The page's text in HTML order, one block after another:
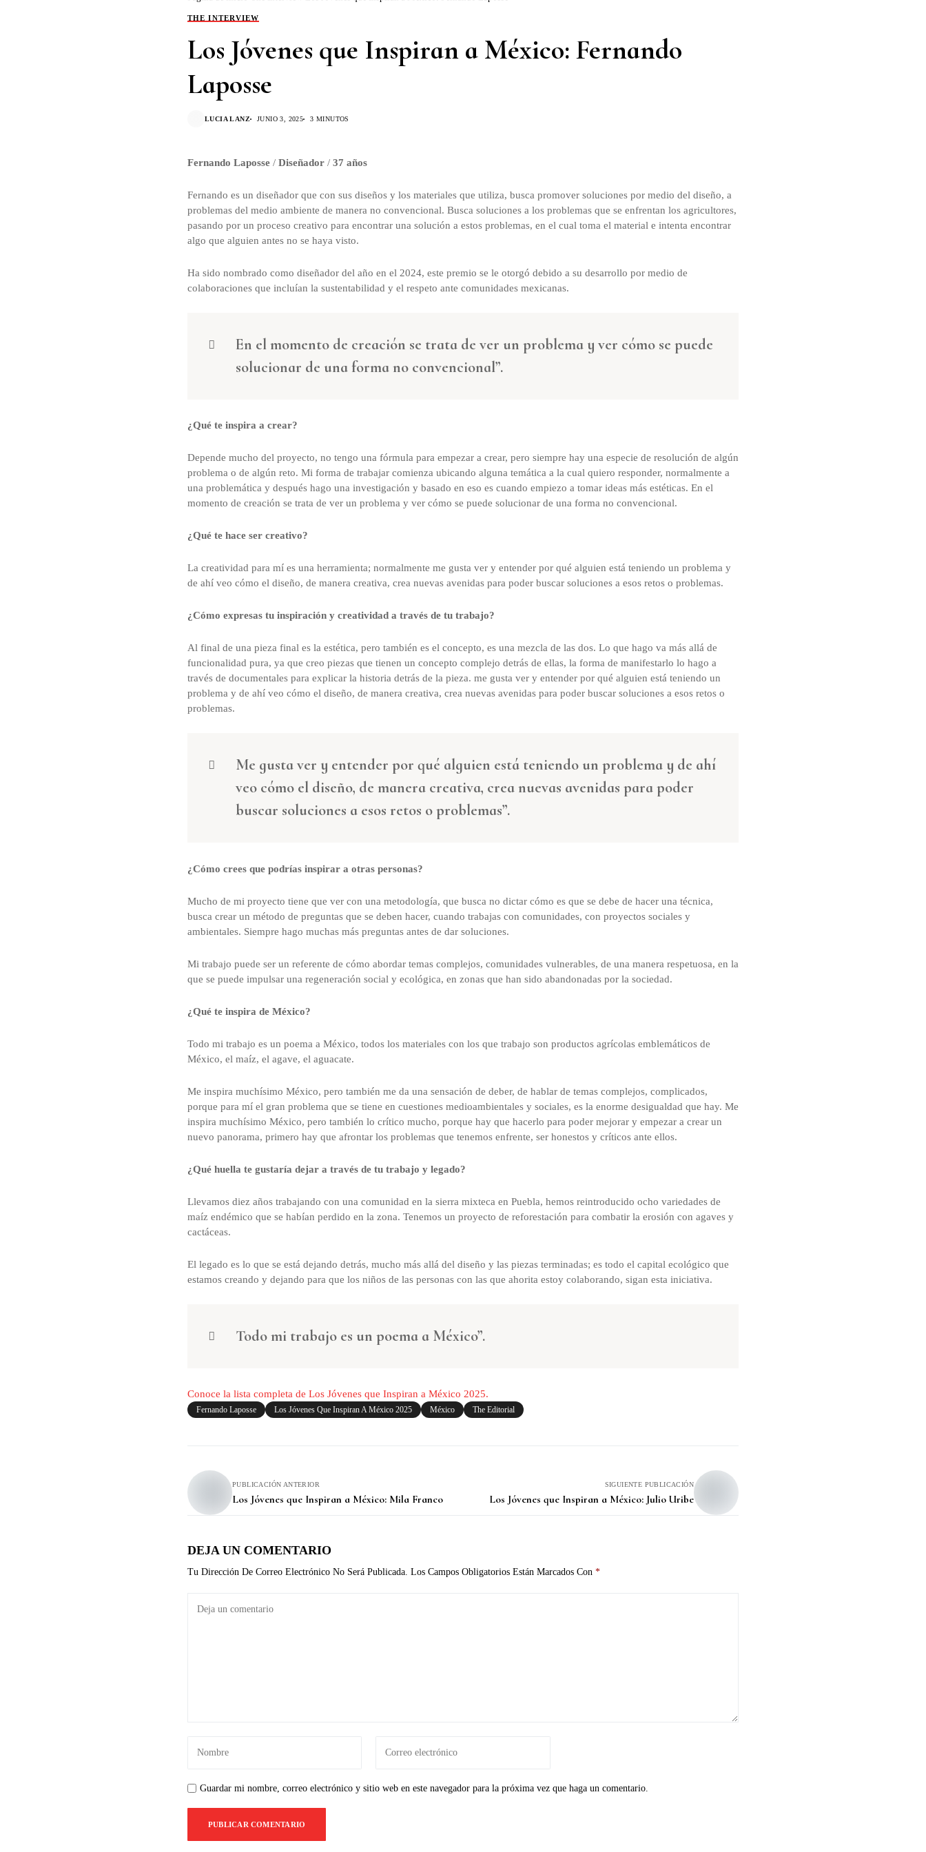
THE INTERVIEW
Los Jóvenes que Inspiran a México: Fernando
Laposse
LUCIA LANZ JUNIO 3, 2025 3 MINUTOS
Fernando Laposse / Diseñador / 37 años
Fernando es un diseñador que con sus diseños y los materiales que utiliza, busca promover soluciones por medio del diseño, a
problemas del medio ambiente de manera no convencional. Busca soluciones a los problemas que se enfrentan los agricultores,
pasando por un proceso creativo para encontrar una solución a estos problemas, en el cual toma el material e intenta encontrar
algo que alguien antes no se haya visto.
Ha sido nombrado como diseñador del año en el 2024, este premio se le otorgó debido a su desarrollo por medio de
colaboraciones que incluían la sustentabilidad y el respeto ante comunidades mexicanas.
En el momento de creación se trata de ver un problema y ver cómo se puede
solucionar de una forma no convencional”.
¿Qué te inspira a crear?
Depende mucho del proyecto, no tengo una fórmula para empezar a crear, pero siempre hay una especie de resolución de algún
problema o de algún reto. Mi forma de trabajar comienza ubicando alguna temática a la cual quiero responder, normalmente a
una problemática y después hago una investigación y basado en eso es cuando empiezo a tomar ideas más estéticas. En el
momento de creación se trata de ver un problema y ver cómo se puede solucionar de una forma no convencional.
¿Qué te hace ser creativo?
La creatividad para mí es una herramienta; normalmente me gusta ver y entender por qué alguien está teniendo un problema y
de ahí veo cómo el diseño, de manera creativa, crea nuevas avenidas para poder buscar soluciones a esos retos o problemas.
¿Cómo expresas tu inspiración y creatividad a través de tu trabajo?
Al final de una pieza final es la estética, pero también es el concepto, es una mezcla de las dos. Lo que hago va más allá de
funcionalidad pura, ya que creo piezas que tienen un concepto complejo detrás de ellas, la forma de manifestarlo lo hago a
través de documentales para explicar la historia detrás de la pieza. me gusta ver y entender por qué alguien está teniendo un
problema y de ahí veo cómo el diseño, de manera creativa, crea nuevas avenidas para poder buscar soluciones a esos retos o
problemas.
Me gusta ver y entender por qué alguien está teniendo un problema y de ahí
veo cómo el diseño, de manera creativa, crea nuevas avenidas para poder
buscar soluciones a esos retos o problemas”.
¿Cómo crees que podrías inspirar a otras personas?
Mucho de mi proyecto tiene que ver con una metodología, que busca no dictar cómo es que se debe de hacer una técnica,
busca crear un método de preguntas que se deben hacer, cuando trabajas con comunidades, con proyectos sociales y
ambientales. Siempre hago muchas más preguntas antes de dar soluciones.
Mi trabajo puede ser un referente de cómo abordar temas complejos, comunidades vulnerables, de una manera respetuosa, en la
que se puede impulsar una regeneración social y ecológica, en zonas que han sido abandonadas por la sociedad.
¿Qué te inspira de México?
Todo mi trabajo es un poema a México, todos los materiales con los que trabajo son productos agrícolas emblemáticos de
México, el maíz, el agave, el aguacate.
Me inspira muchísimo México, pero también me da una sensación de deber, de hablar de temas complejos, complicados,
porque para mí el gran problema que se tiene en cuestiones medioambientales y sociales, es la enorme desigualdad que hay. Me
inspira muchísimo México, pero también lo crítico mucho, porque hay que hacerlo para poder mejorar y empezar a crear un
nuevo panorama, primero hay que afrontar los problemas que tenemos enfrente, ser honestos y críticos ante ellos.
¿Qué huella te gustaría dejar a través de tu trabajo y legado?
Llevamos diez años trabajando con una comunidad en la sierra mixteca en Puebla, hemos reintroducido ocho variedades de
maíz endémico que se habían perdido en la zona. Tenemos un proyecto de reforestación para combatir la erosión con agaves y
cactáceas.
El legado es lo que se está dejando detrás, mucho más allá del diseño y las piezas terminadas; es todo el capital ecológico que
estamos creando y dejando para que los niños de las personas con las que ahorita estoy colaborando, sigan esta iniciativa.
Todo mi trabajo es un poema a México”.
Conoce la lista completa de Los Jóvenes que Inspiran a México 2025.
Fernando Laposse Los Jóvenes Que Inspiran A México 2025 México The Editorial
PUBLICACIÓN ANTERIOR
Los Jóvenes que Inspiran a México: Mila Franco
SIGUIENTE PUBLICACIÓN
Los Jóvenes que Inspiran a México: Julio Uribe
DEJA UN COMENTARIO
Tu Dirección De Correo Electrónico No Será Publicada. Los Campos Obligatorios Están Marcados Con *
Guardar mi nombre, correo electrónico y sitio web en este navegador para la próxima vez que haga un comentario.